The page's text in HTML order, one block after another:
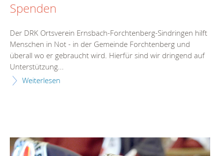
Spenden
Der DRK Ortsverein Ernsbach-Forchtenberg-Sindringen hilft
Menschen in Not - in der Gemeinde Forchtenberg und
überall wo er gebraucht wird. Hierfür sind wir dringend auf
Unterstützung...
Weiterlesen